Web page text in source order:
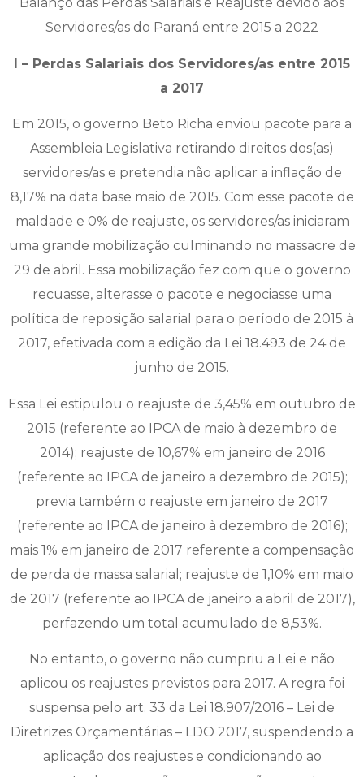
Balanço das Perdas Salariais e Reajuste devido aos
Servidores/as do Paraná entre 2015 a 2022
I – Perdas Salariais dos Servidores/as entre 2015
a 2017
Em 2015, o governo Beto Richa enviou pacote para a
Assembleia Legislativa retirando direitos dos(as)
servidores/as e pretendia não aplicar a inflação de
8,17% na data base maio de 2015. Com esse pacote de
maldade e 0% de reajuste, os servidores/as iniciaram
uma grande mobilização culminando no massacre de
29 de abril. Essa mobilização fez com que o governo
recuasse, alterasse o pacote e negociasse uma
política de reposição salarial para o período de 2015 à
2017, efetivada com a edição da Lei 18.493 de 24 de
junho de 2015.
Essa Lei estipulou o reajuste de 3,45% em outubro de
2015 (referente ao IPCA de maio à dezembro de
2014); reajuste de 10,67% em janeiro de 2016
(referente ao IPCA de janeiro a dezembro de 2015);
previa também o reajuste em janeiro de 2017
(referente ao IPCA de janeiro à dezembro de 2016);
mais 1% em janeiro de 2017 referente a compensação
de perda de massa salarial; reajuste de 1,10% em maio
de 2017 (referente ao IPCA de janeiro a abril de 2017),
perfazendo um total acumulado de 8,53%.
No entanto, o governo não cumpriu a Lei e não
aplicou os reajustes previstos para 2017. A regra foi
suspensa pelo art. 33 da Lei 18.907/2016 – Lei de
Diretrizes Orçamentárias – LDO 2017, suspendendo a
aplicação dos reajustes e condicionando ao